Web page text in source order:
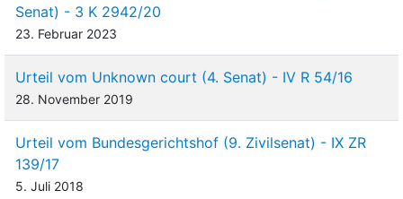
Senat) - 3 K 2942/20
23. Februar 2023
Urteil vom Unknown court (4. Senat) - IV R 54/16
28. November 2019
Urteil vom Bundesgerichtshof (9. Zivilsenat) - IX ZR
139/17
5. Juli 2018